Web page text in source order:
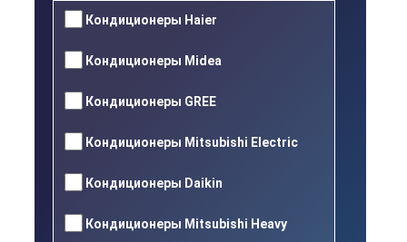
Кондиционеры Haier
Кондиционеры Midea
Кондиционеры GREE
Кондиционеры Mitsubishi Electric
Кондиционеры Daikin
Кондиционеры Mitsubishi Heavy